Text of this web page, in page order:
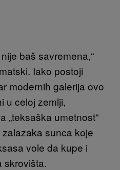
baš savremena,“
Iako postoji
modernih galerija ovo
u celoj zemlji,
„teksaška umetnost“
sunca koje
vole da kupe i
skrovišta.